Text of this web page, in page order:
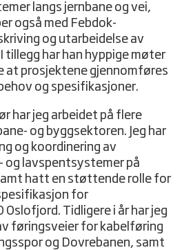
langs jernbane og vei,
også med Febdok-
og utarbeidelse av
tillegg har han hyppige møter
at prosjektene gjennomføres
og spesifikasjoner.
har jeg arbeidet på flere
og byggsektoren. Jeg har
og koordinering av
og lavspentsystemer på
hatt en støttende rolle for
for
Oslofjord. Tidligere i år har jeg
føringsveier for kabelføring
og Dovrebanen, samt